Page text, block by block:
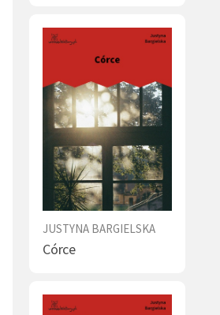
JUSTYNA BARGIELSKA
Córce